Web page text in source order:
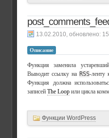
, обновлено:
Описание
Функция заменила
Выводит ссылку на RSS-ленту
Функция должна
записей The Loop или цикла
Функции WordPress